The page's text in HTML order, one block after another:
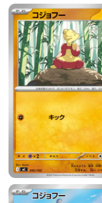
ミラー仕様のカード